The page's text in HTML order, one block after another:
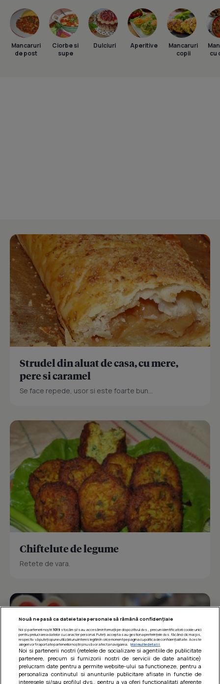
Mancaruri
de post
Ciorbe si
supe
Dulciuri Aperitive
Mancaruri
copii
cu
Strudel din aluat de casa, cu mere,
pere si caramel
Se face repede, usor si este foarte bun...
Chiftelute de legume
Retete de vara.
Nouă ne pasă ca datele tale personale să rămână confidențiale
Noi și partenerii noștri 1019stocăm și/sau accesăm informații pe dispozitivul dvs., precum identificatorii cookie unici
pentru prelucrarea datelor cu caracter personal. Puteți accepta sau gestiona preferințele dvs. făcând clic mai jos,
respectiv vă puteți opune utilizării unui interes legitim în orice moment pe pagina cu politica de confidențialitate. Aceste
alegeri vor fi raportate partenerilor noștri și nu vă vor afecta navigarea.
Mai multe detalii
Noi si partenerii nostri (retelele de socializare si agentiile de publicitate
partenere, precum si furnizorii nostri de servicii de date analitice)
prelucram date pentru a permite website-ului sa functioneze, pentru a
personaliza continutul si anunturile publicitare afisate in functie de
interesele si/sau profilul dvs., pentru a va oferi functionalitati aferente